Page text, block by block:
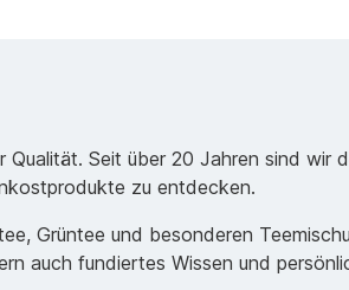
Qualität. Seit über 20 Jahren sind wir
zu entdecken.
Grüntee und besonderen
auch fundiertes Wissen und